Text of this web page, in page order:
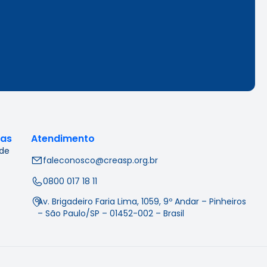
Atendimento
faleconosco@creasp.org.br
0800 017 18 11
Av. Brigadeiro Faria Lima, 1059, 9º Andar – Pinheiros
– São Paulo/SP – 01452-002 – Brasil